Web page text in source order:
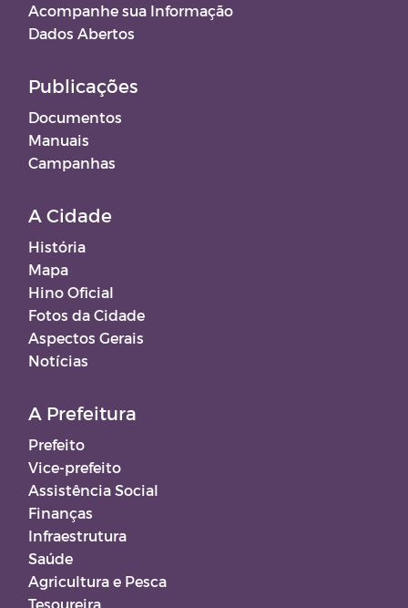
Acompanhe sua Informação
Dados Abertos
Publicações
Documentos
Manuais
Campanhas
A Cidade
História
Mapa
Hino Oficial
Fotos da Cidade
Aspectos Gerais
Notícias
A Prefeitura
Prefeito
Vice-prefeito
Assistência Social
Finanças
Infraestrutura
Saúde
Agricultura e Pesca
Tesoureira